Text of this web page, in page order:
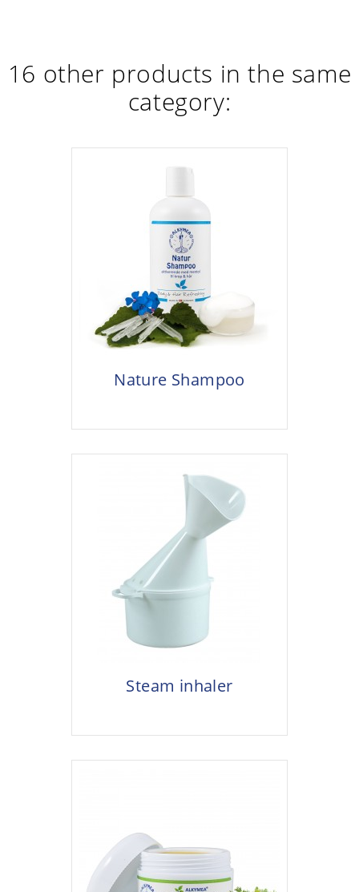
16 other products in the same
category:
Nature Shampoo
Steam inhaler